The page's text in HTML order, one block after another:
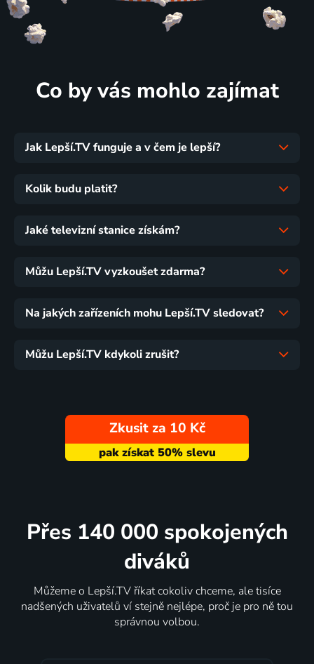
Co by vás mohlo zajímat
Jak Lepší.TV funguje a v čem je lepší?
Kolik budu platit?
Jaké televizní stanice získám?
Můžu Lepší.TV vyzkoušet zdarma?
Na jakých zařízeních mohu Lepší.TV sledovat?
Můžu Lepší.TV kdykoli zrušit?
Zkusit za 10 Kč
Přes 140 000 spokojených
diváků
Můžeme o Lepší.TV říkat cokoliv chceme, ale tisíce
nadšených uživatelů ví stejně nejlépe, proč je pro ně tou
správnou volbou.